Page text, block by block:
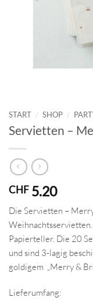
START / SHOP /
Servietten –
CHF 5.20
Die Servietten –
Weihnachtsservietten.
Papierteller. Die 20
und sind 3-lagig
goldigem „Merry &
Lieferumfang: